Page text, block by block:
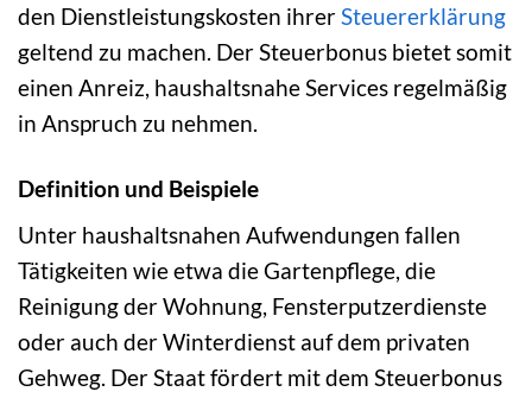
den Dienstleistungskosten ihrerSteuererklärung
geltend zu machen. Der Steuerbonus bietet somit
einen Anreiz, haushaltsnahe Services regelmäßig
in Anspruch zu nehmen.
Definition und Beispiele
Unter haushaltsnahen Aufwendungen fallen
Tätigkeiten wie etwa die Gartenpflege, die
Reinigung der Wohnung, Fensterputzerdienste
oder auch der Winterdienst auf dem privaten
Gehweg. Der Staat fördert mit dem Steuerbonus